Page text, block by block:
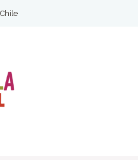
You Swear (Júramelo)
You Swear